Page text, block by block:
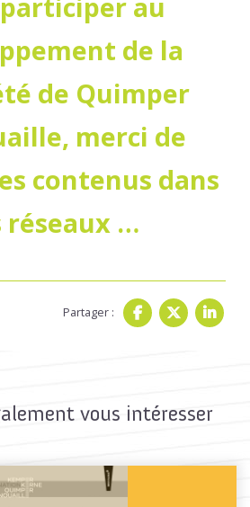
au
de la
de Quimper
merci de
contenus dans
réseaux …
Partager :
vous intéresser